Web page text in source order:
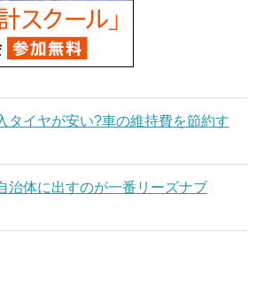
タイヤが安い?車の維持費を節約す
治体に出すのが一番リーズナブ